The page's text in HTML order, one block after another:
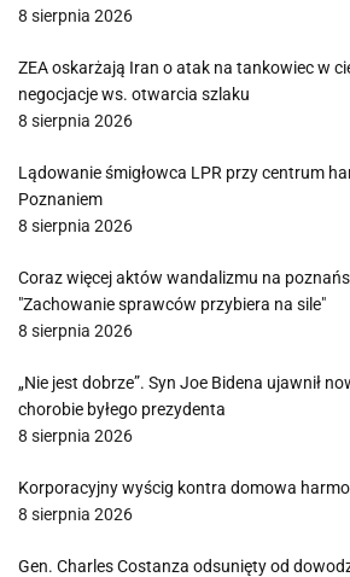
8 sierpnia 2026
ZEA oskarżają Iran o atak na tankowiec w
negocjacje ws. otwarcia szlaku
8 sierpnia 2026
Lądowanie śmigłowca LPR przy centrum
Poznaniem
8 sierpnia 2026
Coraz więcej aktów wandalizmu na
"Zachowanie sprawców przybiera na sile"
8 sierpnia 2026
„Nie jest dobrze”. Syn Joe Bidena ujawnił
chorobie byłego prezydenta
8 sierpnia 2026
Korporacyjny wyścig kontra domowa
8 sierpnia 2026
Gen. Charles Costanza odsunięty od